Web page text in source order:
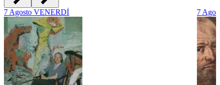
7Agosto VENERDÌ 7